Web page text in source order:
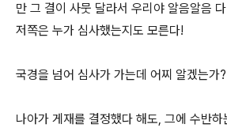
만 그 결이 사뭇 달라서 우리야 알음알음
저쪽은 누가 심사했는지도 모른다!
국경을 넘어 심사가 가는데 어찌 알겠는가?
나아가 게재를 결정했다 해도, 그에 수반